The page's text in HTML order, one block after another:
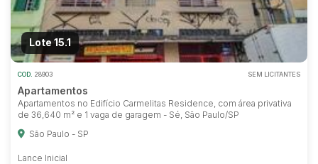
Lote 15.1
COD. 28903 SEM LICITANTES
Apartamentos
Apartamentos no Edifício Carmelitas Residence, com área privativa
de 36,640 m² e 1 vaga de garagem - Sé, São Paulo/SP
São Paulo - SP
Lance Inicial